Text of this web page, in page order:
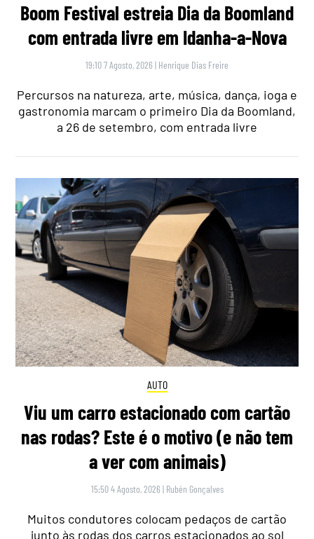
Boom Festival estreia Dia da Boomland
com entrada livre em Idanha-a-Nova
19:10 7 Agosto, 2026 | Henrique Dias Freire
Percursos na natureza, arte, música, dança, ioga e
gastronomia marcam o primeiro Dia da Boomland,
a 26 de setembro, com entrada livre
AUTO
Viu um carro estacionado com cartão
nas rodas? Este é o motivo (e não tem
a ver com animais)
15:50 4 Agosto, 2026 | Rubén Gonçalves
Muitos condutores colocam pedaços de cartão
junto às rodas dos carros estacionados ao sol